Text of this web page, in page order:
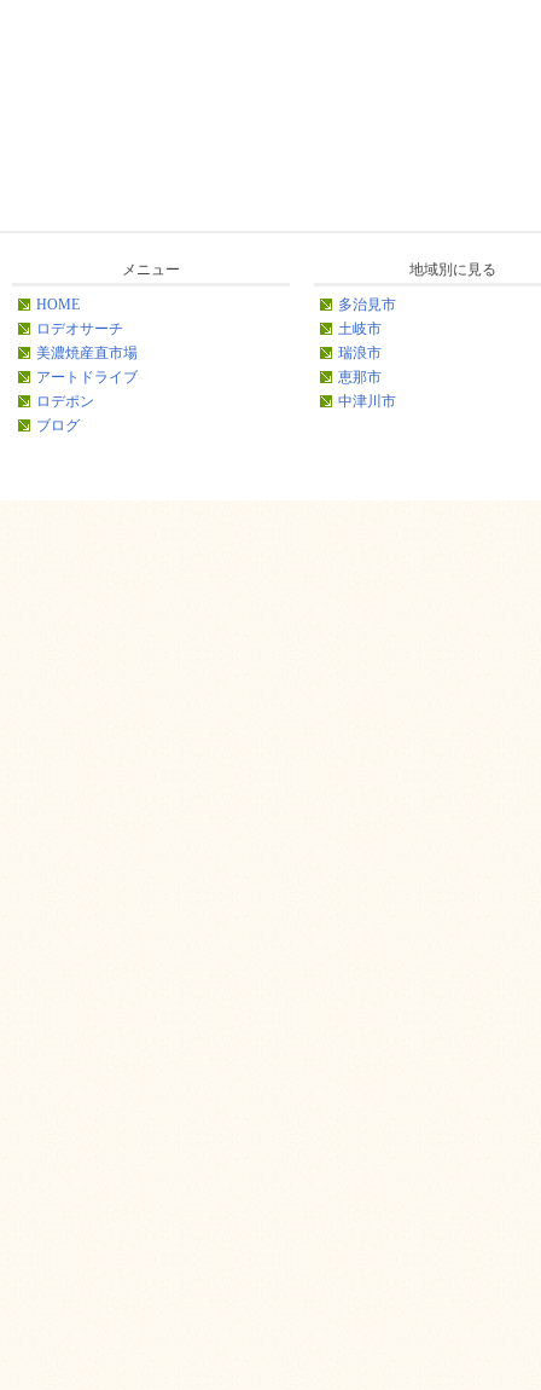
メニュー
HOME
ロデオサーチ
美濃焼産直市場
アートドライブ
ロデポン
ブログ
地域別に見る
多治見市
土岐市
瑞浪市
恵那市
中津川市